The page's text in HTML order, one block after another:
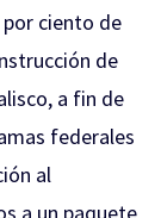
ciento de
de
a fin de
federales
al